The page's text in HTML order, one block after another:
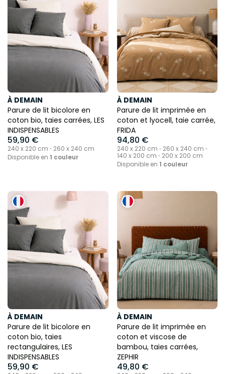
À DEMAIN
Parure de lit bicolore en
coton bio, taies carrées, LES
INDISPENSABLES
59,90 €
240 x 220 cm ⋅ 260 x 240 cm
Disponible en 1 couleur
À DEMAIN
Parure de lit imprimée en
coton et lyocell, taie carrée,
FRIDA
94,80 €
240 x 220 cm ⋅ 260 x 240 cm ⋅
140 x 200 cm ⋅ 200 x 200 cm
Disponible en 1 couleur
À DEMAIN
Parure de lit bicolore en
coton bio, taies
rectangulaires, LES
INDISPENSABLES
59,90 €
À DEMAIN
Parure de lit imprimée en
coton et viscose de
bambou, taies carrées,
ZEPHIR
49,80 €